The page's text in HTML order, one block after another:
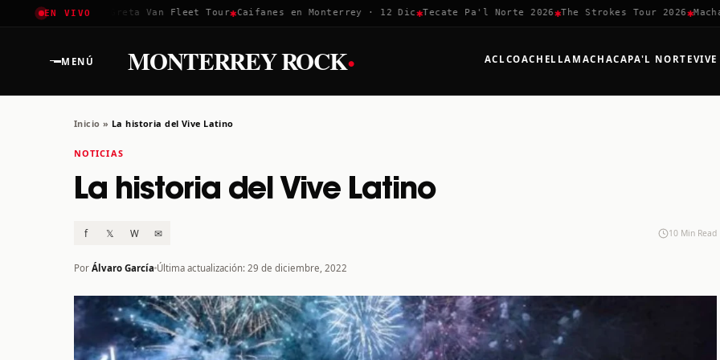
EN VIVO
2026✱Greta Van Fleet Tour✱ Caifanes en Monterrey · 12 Dic✱Tecate Pa'l Norte 2026✱ The Strokes Tour 2026✱ Machaca
MENÚ MONTERREY ROCK· ACLCOACHELLA MACHACAPA'L NORTE
Inicio » La historia del Vive Latino
NOTICIAS
La historia del Vive Latino
f 𝕏 W ✉ 10 Min Read
Por Álvaro García Última actualización: 29 de diciembre, 2022